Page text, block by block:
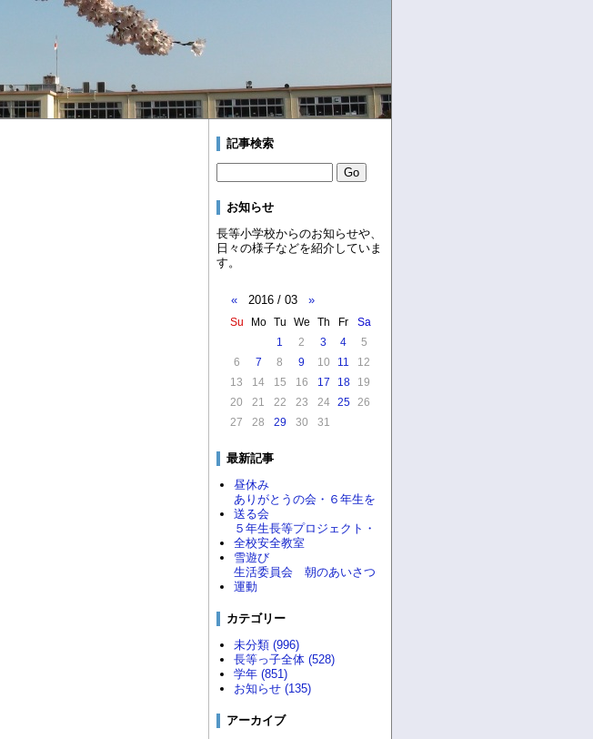
記事検索
お知らせ
長等小学校からのお知らせや、
日々の様子などを紹介していま
す。
« 2016 / 03 »
Su Mo Tu We Th Fr
Sa
1
2 3 4
5
6
7 8 9 10 11
12
13
14 15 16 17 18
19
20
21 22 23 24 25
26
27
28 29 30 31
最新記事
昼休み
ありがとうの会・６年生を
送る会
５年生長等プロジェクト・
全校安全教室
雪遊び
生活委員会 朝のあいさつ
運動
カテゴリー
未分類 (996)
長等っ子全体 (528)
学年 (851)
お知らせ (135)
アーカイブ